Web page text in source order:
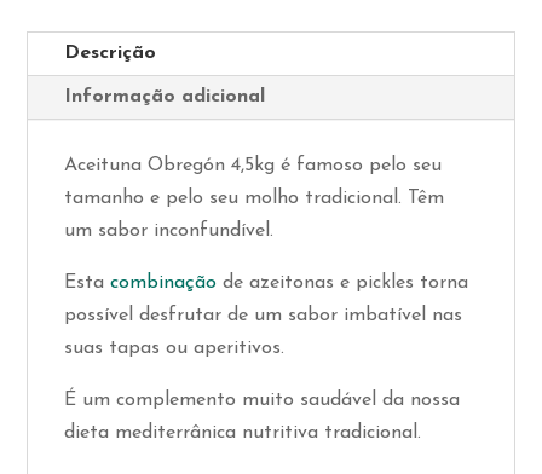
Descrição
Informação adicional
Aceituna Obregón 4,5kg é famoso pelo seu
tamanho e pelo seu molho tradicional. Têm
um sabor inconfundível.
Estacombinação de azeitonas e pickles torna
possível desfrutar de um sabor imbatível nas
suas tapas ou aperitivos.
É um complemento muito saudável da nossa
dieta mediterrânica nutritiva tradicional.